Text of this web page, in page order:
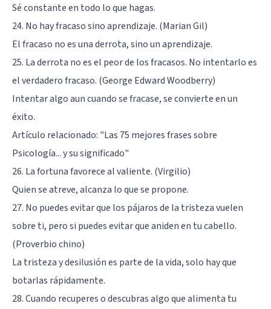
Sé constante en todo lo que hagas.
24. No hay fracaso sino aprendizaje. (Marian Gil)
El fracaso no es una derrota, sino un aprendizaje.
25. La derrota no es el peor de los fracasos. No intentarlo es
el verdadero fracaso. (George Edward Woodberry)
Intentar algo aun cuando se fracase, se convierte en un
éxito.
Artículo relacionado: "Las 75 mejores frases sobre
Psicología... y su significado"
26. La fortuna favorece al valiente. (Virgilio)
Quien se atreve, alcanza lo que se propone.
27. No puedes evitar que los pájaros de la tristeza vuelen
sobre ti, pero si puedes evitar que aniden en tu cabello.
(Proverbio chino)
La tristeza y desilusión es parte de la vida, solo hay que
botarlas rápidamente.
28. Cuando recuperes o descubras algo que alimenta tu